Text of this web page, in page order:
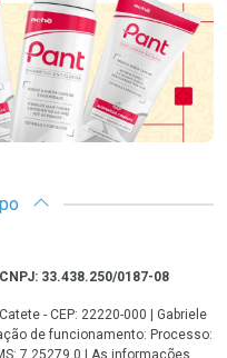
33.438.250/0187-08
- CEP: 22220-000 | Gabriele
de funcionamento: Processo:
7.25279.0 | As informações